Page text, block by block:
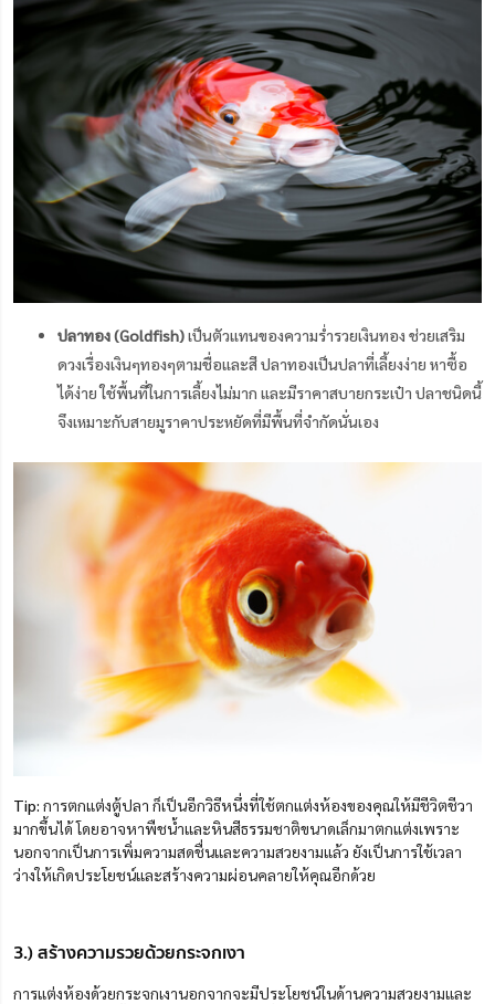
ปลาทอง (Goldfish)เป็นตัวแทนของความร่ำรวยเงินทอง ช่วยเสริม
ดวงเรื่องเงินๆทองๆตามชื่อและสี ปลาทองเป็นปลาที่เลี้ยงง่าย หาซื้อ
ได้ง่าย ใช้พื้นที่ในการเลี้ยงไม่มาก และมีราคาสบายกระเป๋า ปลาชนิดนี้
จึงเหมาะกับสายมูราคาประหยัดที่มีพื้นที่จำกัดนั่นเอง
Tip: การตกแต่งตู้ปลา ก็เป็นอีกวิธีหนึ่งที่ใช้ตกแต่งห้องของคุณให้มีชีวิตชีวา
มากขึ้นได้ โดยอาจหาพืชน้ำและหินสีธรรมชาติขนาดเล็กมาตกแต่งเพราะ
นอกจากเป็นการเพิ่มความสดชื่นและความสวยงามแล้ว ยังเป็นการใช้เวลา
ว่างให้เกิดประโยชน์และสร้างความผ่อนคลายให้คุณอีกด้วย
3.) สร้างความรวยด้วยกระจกเงา
การแต่งห้องด้วยกระจกเงานอกจากจะมีประโยชน์ในด้านความสวยงามและ